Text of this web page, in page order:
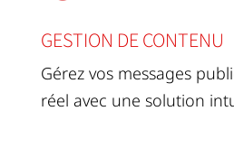
GESTION DE CONTENU
Gérez vos messages
réel avec une solution